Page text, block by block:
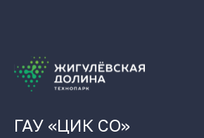
ГАУ «ЦИК СО»